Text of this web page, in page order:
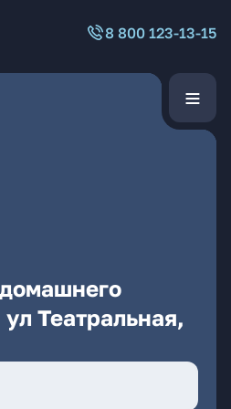
8 800 123-13-15
Театральная,